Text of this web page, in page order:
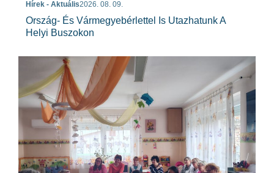
Hírek - Aktuális2026. 08. 09.
Ország- És Vármegyebérlettel Is Utazhatunk A
Helyi Buszokon